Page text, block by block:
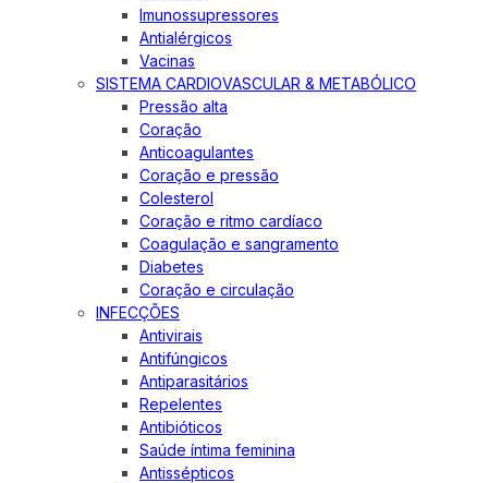
Imunossupressores
Antialérgicos
Vacinas
SISTEMA CARDIOVASCULAR & METABÓLICO
Pressão alta
Coração
Anticoagulantes
Coração e pressão
Colesterol
Coração e ritmo cardíaco
Coagulação e sangramento
Diabetes
Coração e circulação
INFECÇÕES
Antivirais
Antifúngicos
Antiparasitários
Repelentes
Antibióticos
Saúde íntima feminina
Antissépticos